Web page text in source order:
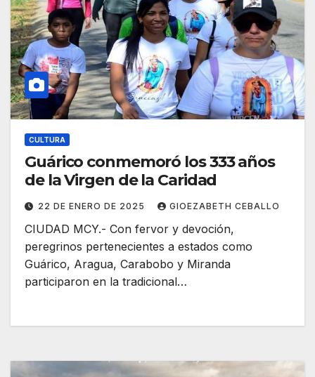
CULTURA
Guárico conmemoró los 333 años
de la Virgen de la Caridad
22 DE ENERO DE 2025 GIOEZABETH CEBALLO
CIUDAD MCY.- Con fervor y devoción,
peregrinos pertenecientes a estados como
Guárico, Aragua, Carabobo y Miranda
participaron en la tradicional…